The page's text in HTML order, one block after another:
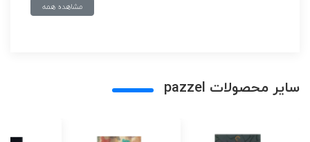
مشاهده همه
سایر محصولات pazzel